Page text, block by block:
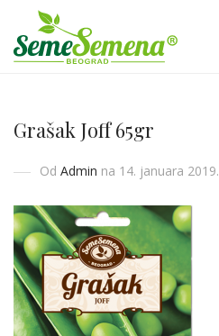
Grašak Joff 65gr
Od Admin na 14. januara 2019.